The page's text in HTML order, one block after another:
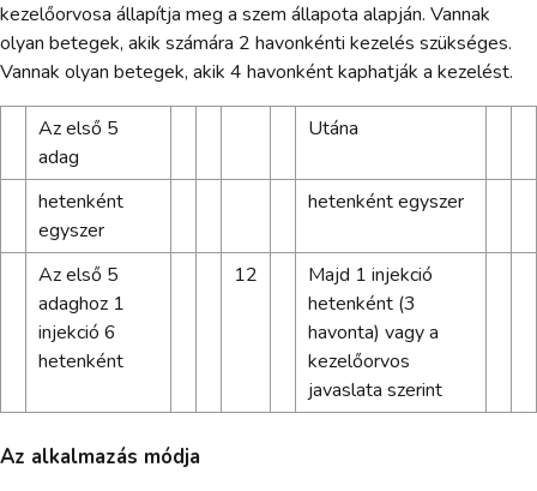
kezelőorvosa állapítja meg a szem állapota alapján. Vannak
olyan betegek, akik számára 2 havonkénti kezelés szükséges.
Vannak olyan betegek, akik 4 havonként kaphatják a kezelést.
Az első 5
adag
Utána
hetenként
egyszer
hetenként egyszer
Az első 5
adaghoz 1
injekció 6
hetenként
12
Majd 1 injekció
hetenként (3
havonta) vagy a
kezelőorvos
javaslata szerint
Az alkalmazás módja